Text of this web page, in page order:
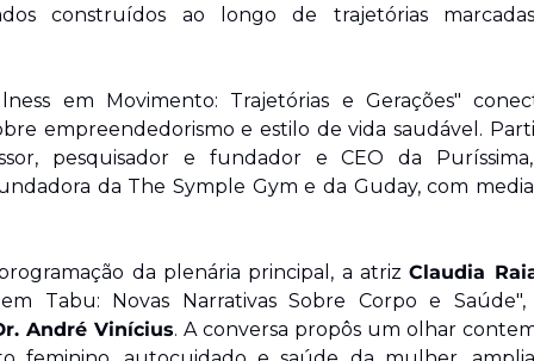
construídos ao longo de trajetórias
em Movimento: Trajetórias e Gerações"
empreendedorismo e estilo de vida saudável.
pesquisador e fundador e CEO da
da The Symple Gym e da Guday, com
da plenária principal, a atriz Claudia
Tabu: Novas Narrativas Sobre Corpo e
André Vinícius. A conversa propôs um olhar